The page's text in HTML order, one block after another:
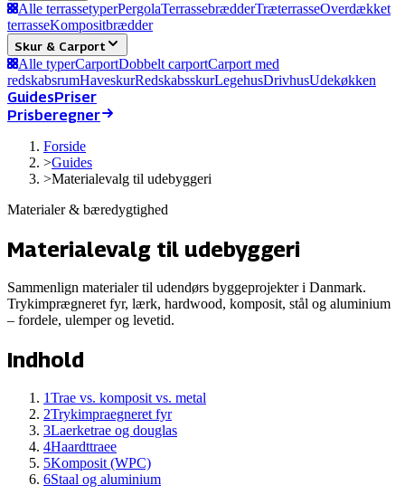
Alle terrassetyperPergolaTerrassebrædderTræterrasseOverdækket
terrasseKompositbrædder
Skur & Carport
Alle typerCarportDobbelt carportCarport med
redskabsrumHaveskurRedskabsskurLegehusDrivhusUdekøkken
GuidesPriser
Prisberegner
Forside
>Guides
>Materialevalg til udebyggeri
Materialer & bæredygtighed
Materialevalg til udebyggeri
Sammenlign materialer til udendørs byggeprojekter i Danmark.
Trykimprægneret fyr, lærk, hardwood, komposit, stål og aluminium
– fordele, ulemper og levetid.
Indhold
1Trae vs. komposit vs. metal
2Trykimpraegneret fyr
3Laerketrae og douglas
4Haardttraee
5Komposit (WPC)
6Staal og aluminium